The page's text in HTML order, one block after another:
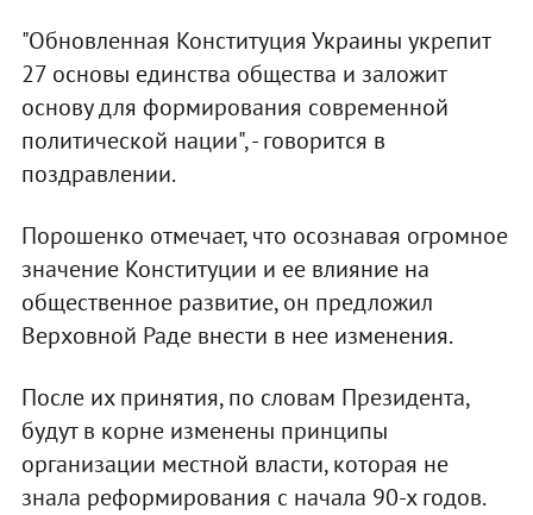
"Обновленная Конституция Украины укрепит
27 основы единства общества и заложит
основу для формирования современной
политической нации", - говорится в
поздравлении.
Порошенко отмечает, что осознавая огромное
значение Конституции и ее влияние на
общественное развитие, он предложил
Верховной Раде внести в нее изменения.
После их принятия, по словам Президента,
будут в корне изменены принципы
организации местной власти, которая не
знала реформирования с начала 90-х годов.